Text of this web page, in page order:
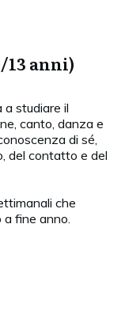
13 anni)
a studiare il
canto, danza e
di sé,
del contatto e del
che
fine anno.